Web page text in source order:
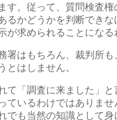
す。従って、質問検査
るかどうかを判断でき
が求められることになる
はもちろん、裁判所
とはしません。
「調査に来ました」
ているわけではありま
でも当然の知識として